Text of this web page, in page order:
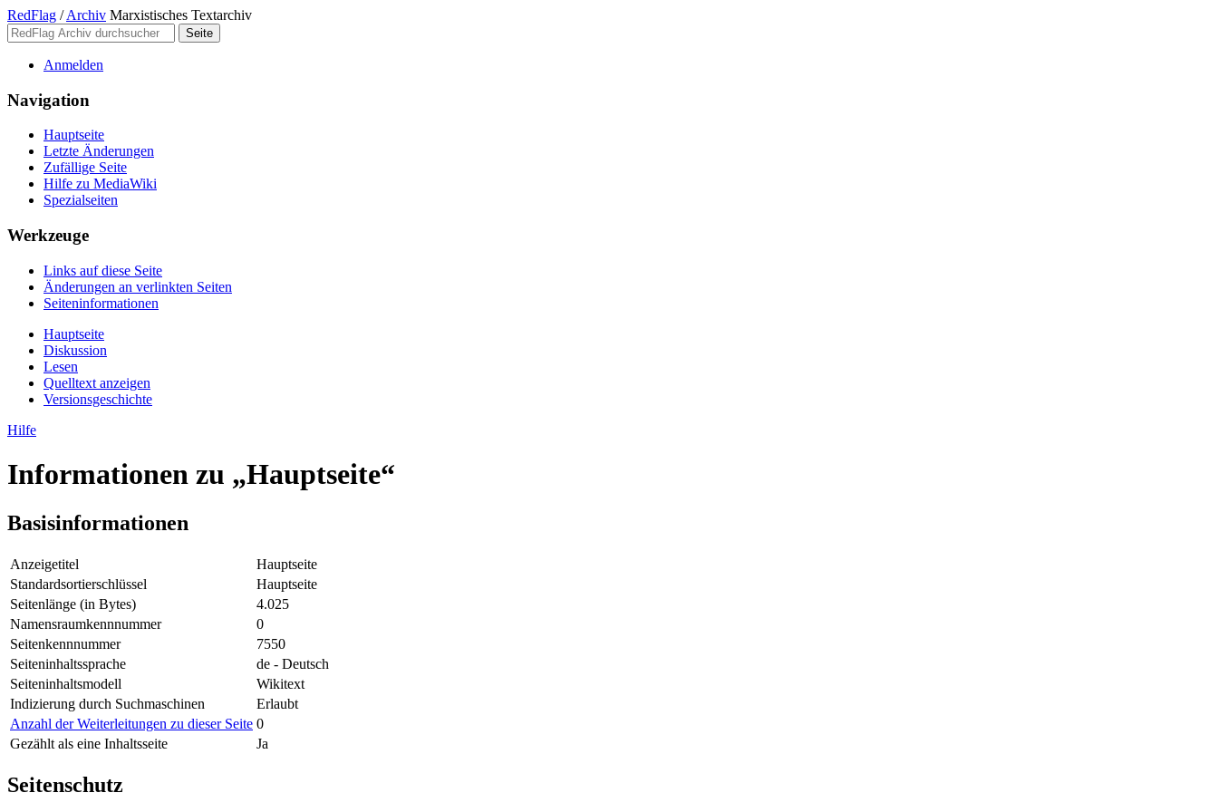
RedFlag / Archiv Marxistisches Textarchiv
Anmelden
Navigation
Hauptseite
Letzte Änderungen
Zufällige Seite
Hilfe zu MediaWiki
Spezialseiten
Werkzeuge
Links auf diese Seite
Änderungen an verlinkten Seiten
Seiten­­informationen
Hauptseite
Diskussion
Lesen
Quelltext anzeigen
Versionsgeschichte
Hilfe
Informationen zu „Hauptseite“
Basisinformationen
Anzeigetitel
Hauptseite
Standardsortierschlüssel
Hauptseite
Seitenlänge (in Bytes)
4.025
Namensraumkennnummer
0
Seitenkennnummer
7550
Seiteninhaltssprache
de - Deutsch
Seiteninhaltsmodell
Wikitext
Indizierung durch Suchmaschinen
Erlaubt
Anzahl der Weiterleitungen zu dieser Seite 0
Gezählt als eine Inhaltsseite
Ja
Seitenschutz